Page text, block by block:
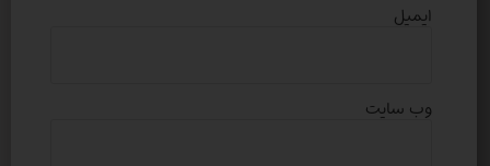
ایمیل
وب‌ سایت